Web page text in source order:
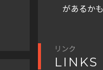
があるかも
リンク
LINKS